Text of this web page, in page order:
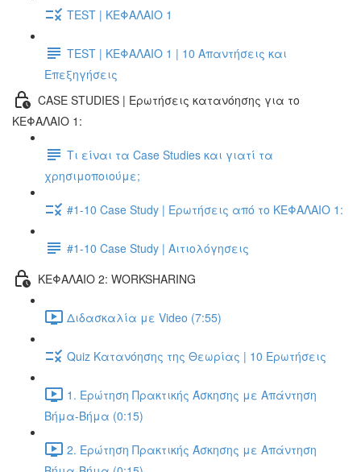
TEST | ΚΕΦΑΛΑΙΟ 1
TEST | ΚΕΦΑΛΑΙΟ 1 | 10 Απαντήσεις και
Επεξηγήσεις
CASE STUDIES | Ερωτήσεις κατανόησης για το
ΚΕΦΑΛΑΙΟ 1:
Τι είναι τα Case Studies και γιατί τα
χρησιμοποιούμε;
#1-10 Case Study | Ερωτήσεις από το ΚΕΦΑΛΑΙΟ 1:
#1-10 Case Study | Αιτιολόγησεις
ΚΕΦΑΛΑΙΟ 2: WORKSHARING
Διδασκαλία με Video (7:55)
Quiz Κατανόησης της Θεωρίας | 10 Ερωτήσεις
1. Ερώτηση Πρακτικής Άσκησης με Απάντηση
Βήμα-Βήμα (0:15)
2. Ερώτηση Πρακτικής Άσκησης με Απάντηση